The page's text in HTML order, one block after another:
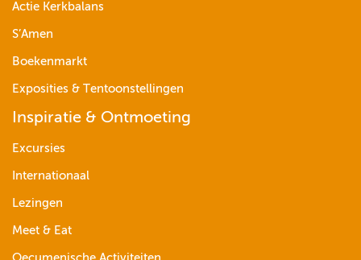
Actie Kerkbalans
S’Amen
Boekenmarkt
Exposities & Tentoonstellingen
Inspiratie & Ontmoeting
Excursies
Internationaal
Lezingen
Meet & Eat